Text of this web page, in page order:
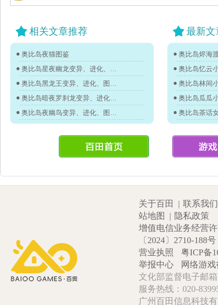
相关文章推荐
奥比岛夜猫图鉴
最新文
奥比岛烬海
奥比岛忆云
奥比岛林间
奥比岛瓜瓜
奥比岛茶话
关于百田 | 联系我们
站地图
| 隐私政策
增值电信业务经营
〔2024〕2710-188号
营业执照
粤ICP备
举报中心
网络游
文化部监督电子邮
服务热线：020-
广州百田信息科技